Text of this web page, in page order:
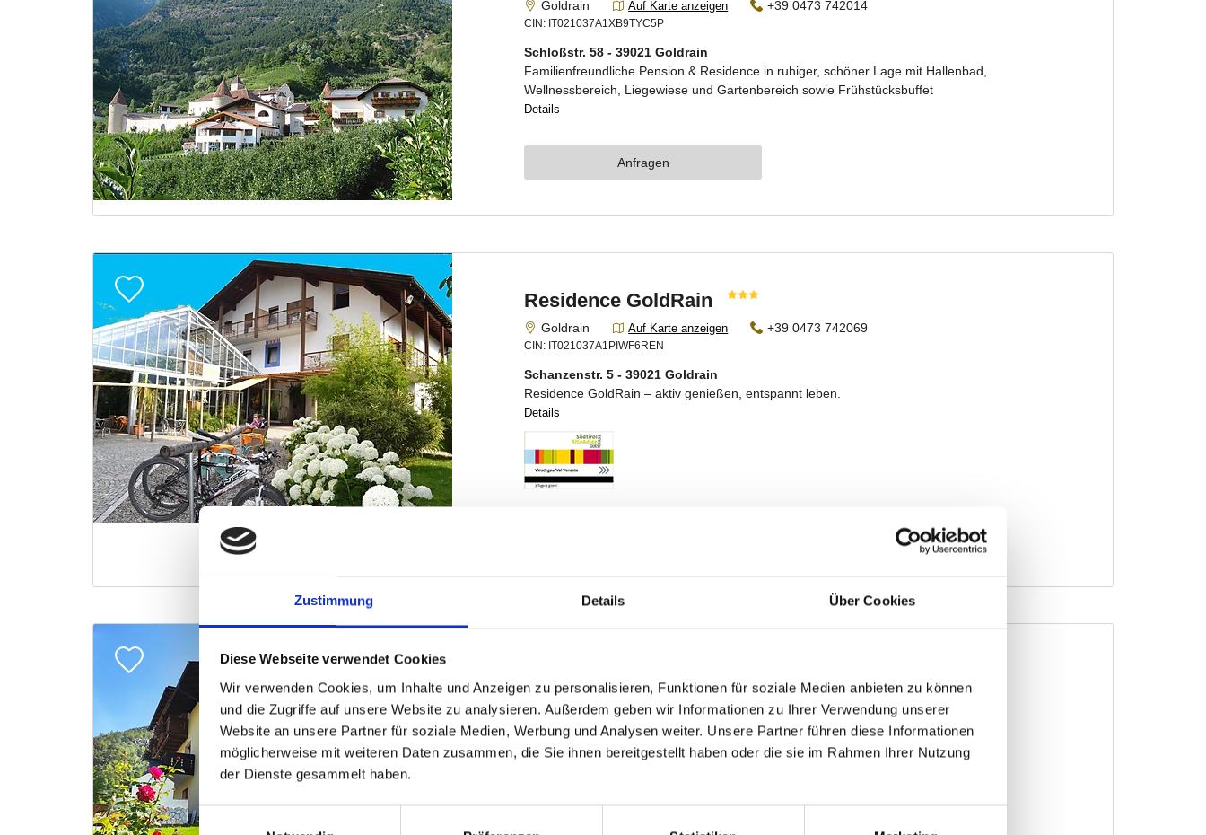
Zustimmung Details Über Cookies
Diese Webseite verwendet Cookies
Wir verwenden Cookies, um Inhalte und Anzeigen zu personalisieren, Funktionen für soziale Medien anbieten zu können
und die Zugriffe auf unsere Website zu analysieren. Außerdem geben wir Informationen zu Ihrer Verwendung unserer
Website an unsere Partner für soziale Medien, Werbung und Analysen weiter. Unsere Partner führen diese Informationen
möglicherweise mit weiteren Daten zusammen, die Sie ihnen bereitgestellt haben oder die sie im Rahmen Ihrer Nutzung
der Dienste gesammelt haben.
Einwilligungsauswahl